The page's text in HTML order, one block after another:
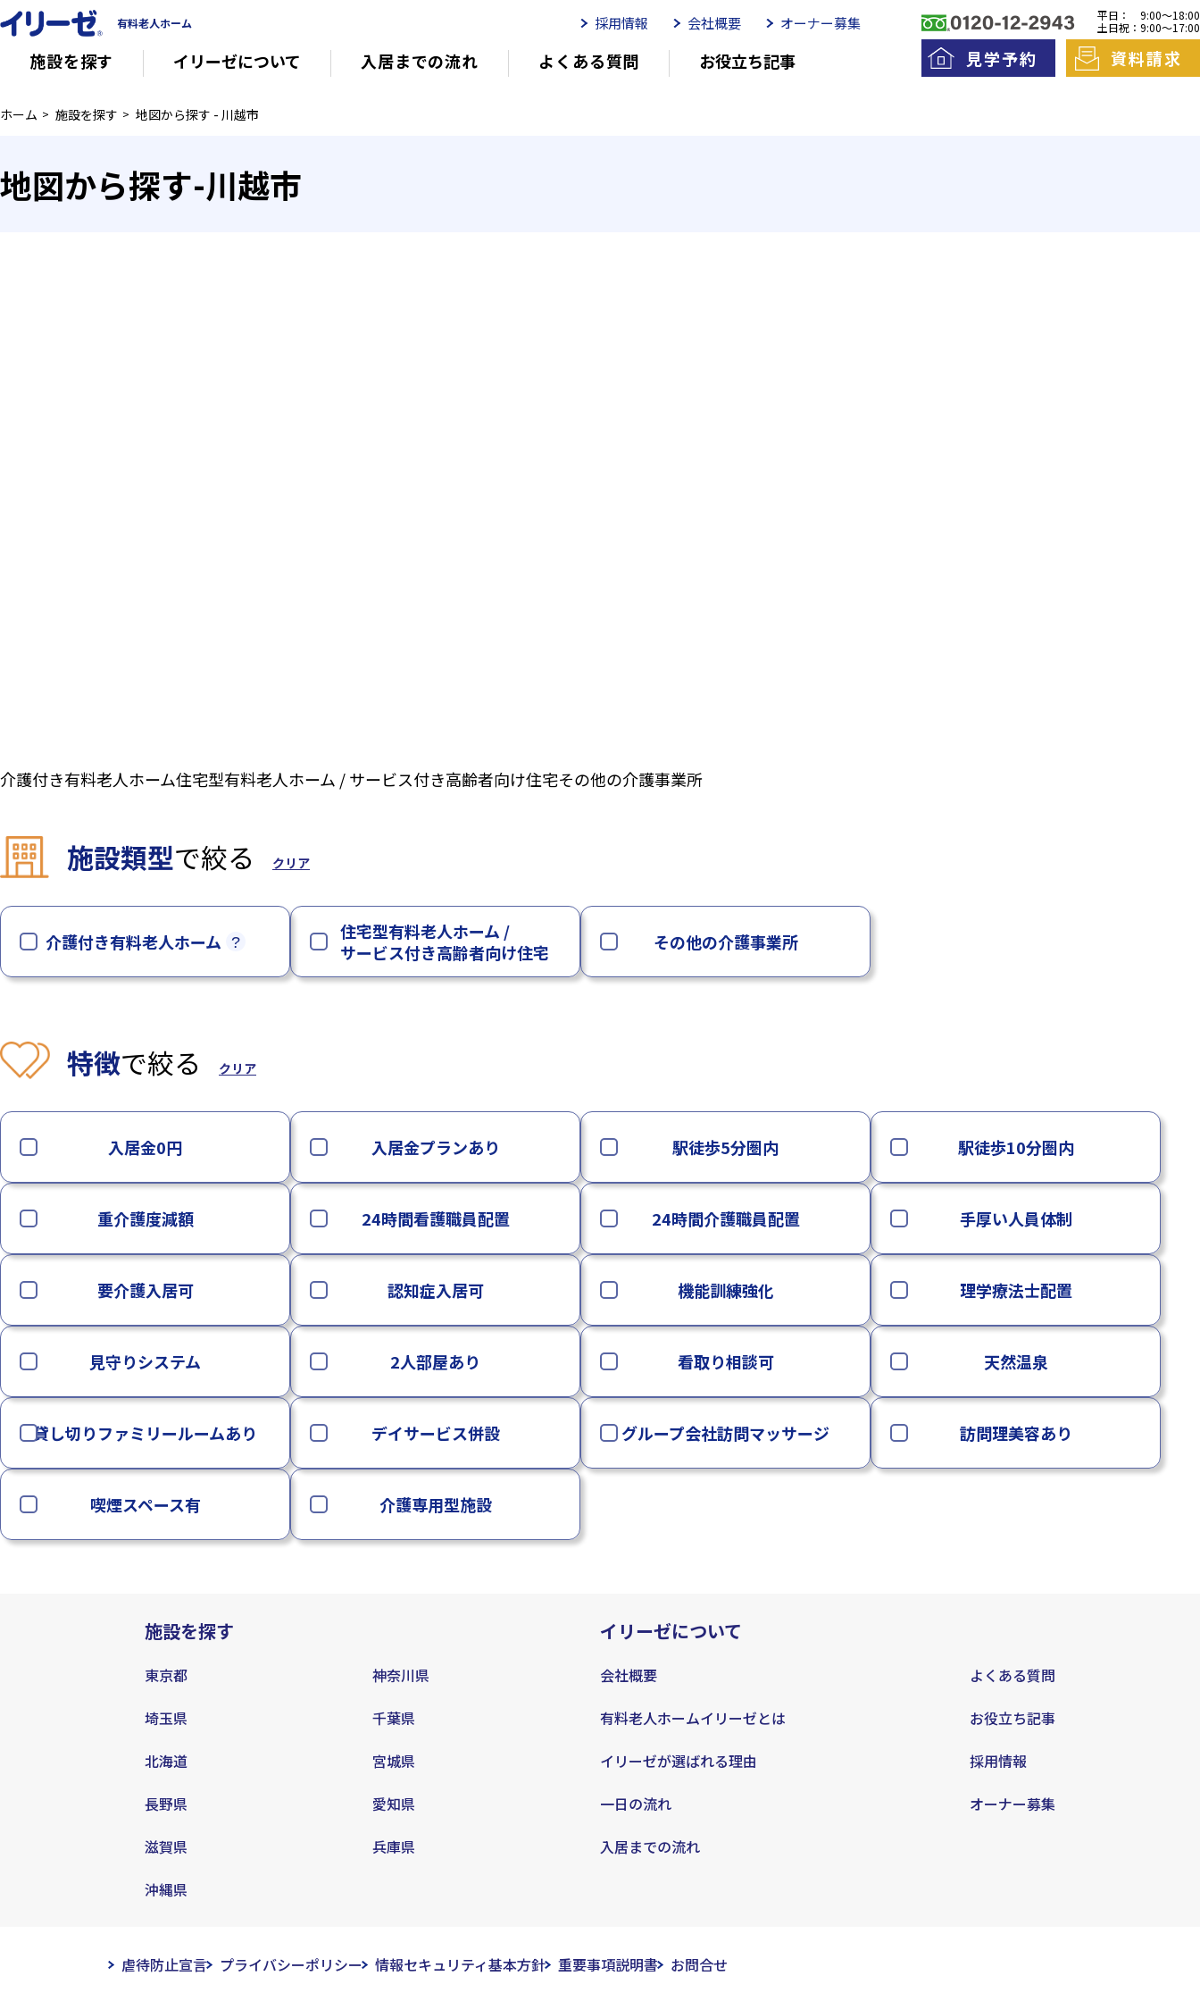
有料老人ホーム
施設を探す イリーゼについて 入居までの流れ よくある質問 お役立ち記事
意外と知らない介護保険の基本
採用情報 会社概要 オーナー募集
平日：
土日祝：
9:00～18:00
9:00～17:00
見学予約 資料請求
ホーム 施設を探す 地図から探す - 川越市
地図から探す-川越市
介護付き有料老人ホーム住宅型有料老人ホーム / サービス付き高齢者向け住宅その他の介護事業所
施設類型で絞る クリア
介護付き有料老人ホーム
住宅型有料老人ホーム /
サービス付き高齢者向け住宅
その他の介護事業所
特徴で絞る クリア
入居金0円 入居金プランあり 駅徒歩5分圏内 駅徒歩10分圏内
重介護度減額 24時間看護職員配置 24時間介護職員配置 手厚い人員体制
要介護入居可 認知症入居可 機能訓練強化 理学療法士配置
見守りシステム 2人部屋あり 看取り相談可 天然温泉
貸し切りファミリールームあり デイサービス併設 グループ会社訪問マッサージ 訪問理美容あり
喫煙スペース有 介護専用型施設
施設を探す
東京都
神奈川県
埼玉県
千葉県
北海道
宮城県
長野県
愛知県
滋賀県
兵庫県
沖縄県
イリーゼについて
会社概要
有料老人ホームイリーゼとは
イリーゼが選ばれる理由
一日の流れ
入居までの流れ
よくある質問
お役立ち記事
採用情報
オーナー募集
虐待防止宣言 プライバシーポリシー 情報セキュリティ基本方針 重要事項説明書 お問合せ